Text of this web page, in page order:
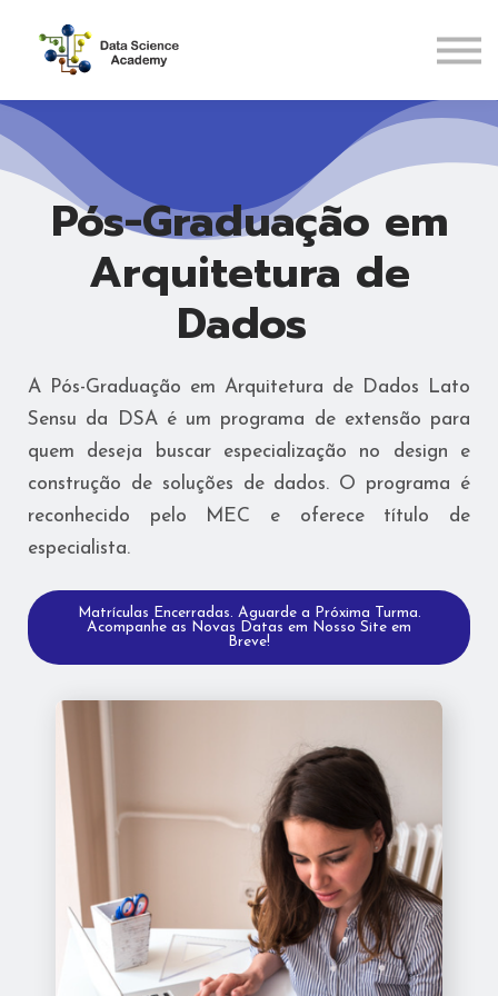
Pós-Graduações
Pós-Graduação em
Arquitetura de
Dados
A Pós-Graduação em Arquitetura de Dados Lato
Sensu da DSA é um programa de extensão para
quem deseja buscar especialização no design e
construção de soluções de dados. O programa é
reconhecido pelo MEC e oferece título de
especialista.
Matrículas Encerradas. Aguarde a Próxima Turma.
Acompanhe as Novas Datas em Nosso Site em
Breve!